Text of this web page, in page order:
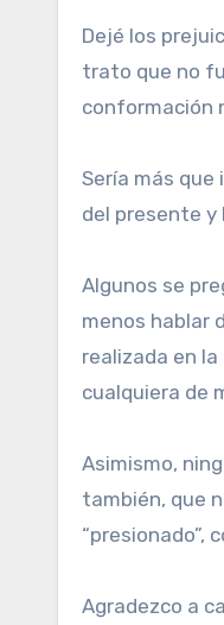
Dejé los
trato que no
conformación
Sería más
del presente y
Algunos se
menos hablar
realizada en
cualquiera de
Asimismo,
también, que
“presionado”,
Agradezco a